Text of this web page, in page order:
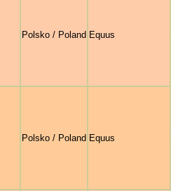
Polsko / Poland Equus
Polsko / Poland Equus